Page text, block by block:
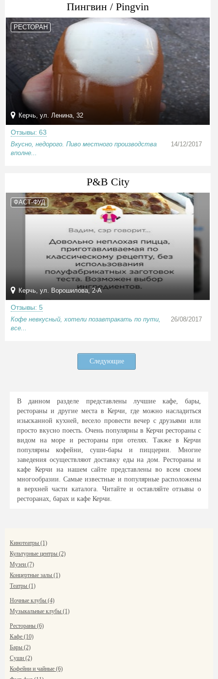
Пингвин / Pingvin
РЕСТОРАН
Керчь, ул. Ленина, 32
Отзывы: 63
Вкусно, недорого. Пиво местного производства
вполне...
14/12/2017
P&B City
ФАСТ-ФУД
Керчь, ул. Ворошилова, 2-А
Отзывы: 5
Кофе невкусный, хотели позавтракать по пути,
все...
26/08/2017
Следующие
В данном разделе представлены лучшие кафе, бары,
рестораны и другие места в Керчи, где можно насладиться
изысканной кухней, весело провести вечер с друзьями или
просто вкусно поесть. Очень популярны в Керчи рестораны с
видом на море и рестораны при отелях. Также в Керчи
популярны кофейни, суши-бары и пиццерии. Многие
заведения осуществляют доставку еды на дом. Рестораны и
кафе Керчи на нашем сайте представлены во всем своем
многообразии. Самые известные и популярные расположены
в верхней части каталога. Читайте и оставляйте отзывы о
ресторанах, барах и кафе Керчи.
Кинотеатры (1)
Культурные центры (2)
Музеи (7)
Концертные залы (1)
Театры (1)
Ночные клубы (4)
Музыкальные клубы (1)
Рестораны (6)
Кафе (10)
Бары (2)
Суши (2)
Кофейни и чайные (6)